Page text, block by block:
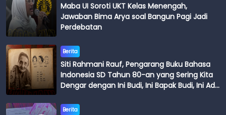
Maba UI Soroti UKT Kelas Menengah,
Jawaban Bima Arya soal Bangun Pagi Jadi
Perdebatan
Berita
Siti Rahmani Rauf, Pengarang Buku Bahasa
Indonesia SD Tahun 80-an yang Sering Kita
Dengar dengan Ini Budi, Ini Bapak Budi, Ini Adik
Berita